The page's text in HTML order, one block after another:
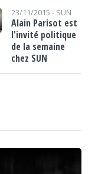
Lecteur audio
23/11/2015 - SUN
Alain Parisot est
l'invité politique
de la semaine
chez SUN